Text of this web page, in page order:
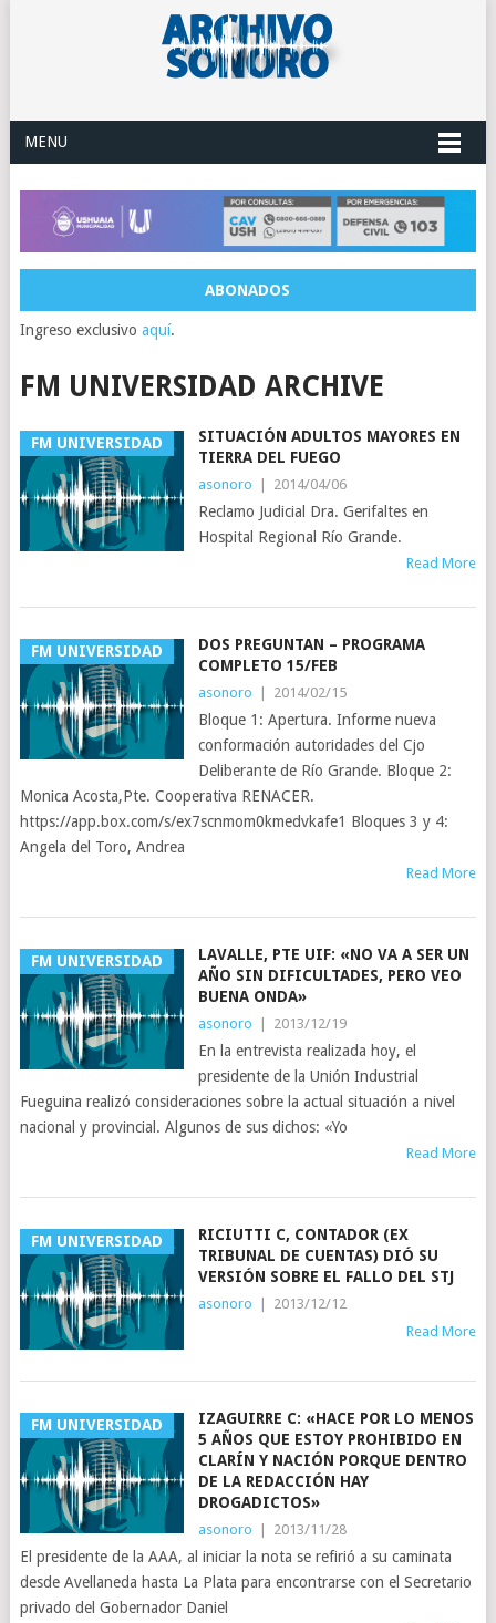
MENU
ABONADOS
Ingreso exclusivo aquí.
FM UNIVERSIDAD ARCHIVE
FM UNIVERSIDAD
SITUACIÓN ADULTOS MAYORES EN
TIERRA DEL FUEGO
asonoro | 2014/04/06
Reclamo Judicial Dra. Gerifaltes en
Hospital Regional Río Grande.
Read More
FM UNIVERSIDAD
DOS PREGUNTAN – PROGRAMA
COMPLETO 15/FEB
asonoro | 2014/02/15
Bloque 1: Apertura. Informe nueva
conformación autoridades del Cjo
Deliberante de Río Grande. Bloque 2:
Monica Acosta,Pte. Cooperativa RENACER.
https://app.box.com/s/ex7scnmom0kmedvkafe1 Bloques 3 y 4:
Angela del Toro, Andrea
Read More
FM UNIVERSIDAD
LAVALLE, PTE UIF: «NO VA A SER UN
AÑO SIN DIFICULTADES, PERO VEO
BUENA ONDA»
asonoro | 2013/12/19
En la entrevista realizada hoy, el
presidente de la Unión Industrial
Fueguina realizó consideraciones sobre la actual situación a nivel
nacional y provincial. Algunos de sus dichos: «Yo
Read More
FM UNIVERSIDAD
RICIUTTI C, CONTADOR (EX
TRIBUNAL DE CUENTAS) DIÓ SU
VERSIÓN SOBRE EL FALLO DEL STJ
asonoro |
2013/12/12
Read More
FM UNIVERSIDAD
IZAGUIRRE C: «HACE POR LO MENOS
5 AÑOS QUE ESTOY PROHIBIDO EN
CLARÍN Y NACIÓN PORQUE DENTRO
DE LA REDACCIÓN HAY
DROGADICTOS»
asonoro 2013/11/28
El presidente de la AAA, al iniciar la nota se refirió a su caminata
desde Avellaneda hasta La Plata para encontrarse con el Secretario
privado del Gobernador Daniel